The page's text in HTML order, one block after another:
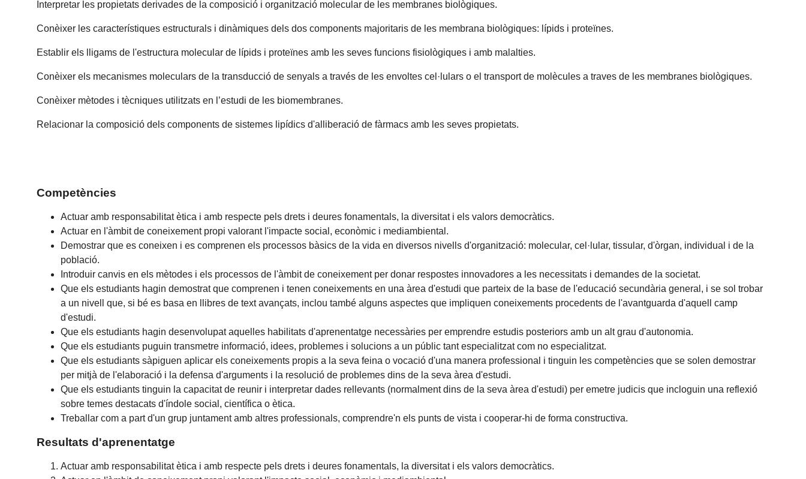
Interpretar les propietats derivades de la composició i organització molecular de les membranes biològiques.
Conèixer les característiques estructurals i dinàmiques dels dos components majoritaris de les membrana biològiques: lípids i proteïnes.
Establir els lligams de l'estructura molecular de lípids i proteïnes amb les seves funcions fisiològiques i amb malalties.
Conèixer els mecanismes moleculars de la transducció de senyals a través de les envoltes cel·lulars o el transport de molècules a traves de les membranes biològiques.
Conèixer mètodes i tècniques utilitzats en l’estudi de les biomembranes.
Relacionar la composició dels components de sistemes lipídics d'alliberació de fàrmacs amb les seves propietats.
Competències
Actuar amb responsabilitat ètica i amb respecte pels drets i deures fonamentals, la diversitat i els valors democràtics.
Actuar en l'àmbit de coneixement propi valorant l'impacte social, econòmic i mediambiental.
Demostrar que es coneixen i es comprenen els processos bàsics de la vida en diversos nivells d'organització: molecular, cel·lular, tissular, d'òrgan, individual i de la
població.
Introduir canvis en els mètodes i els processos de l'àmbit de coneixement per donar respostes innovadores a les necessitats i demandes de la societat.
Que els estudiants hagin demostrat que comprenen i tenen coneixements en una àrea d'estudi que parteix de la base de l'educació secundària general, i se sol trobar
a un nivell que, si bé es basa en llibres de text avançats, inclou també alguns aspectes que impliquen coneixements procedents de l'avantguarda d'aquell camp
d'estudi.
Que els estudiants hagin desenvolupat aquelles habilitats d'aprenentatge necessàries per emprendre estudis posteriors amb un alt grau d'autonomia.
Que els estudiants puguin transmetre informació, idees, problemes i solucions a un públic tant especialitzat com no especialitzat.
Que els estudiants sàpiguen aplicar els coneixements propis a la seva feina o vocació d'una manera professional i tinguin les competències que se solen demostrar
per mitjà de l'elaboració i la defensa d'arguments i la resolució de problemes dins de la seva àrea d'estudi.
Que els estudiants tinguin la capacitat de reunir i interpretar dades rellevants (normalment dins de la seva àrea d'estudi) per emetre judicis que incloguin una reflexió
sobre temes destacats d'índole social, científica o ètica.
Treballar com a part d'un grup juntament amb altres professionals, comprendre'n els punts de vista i cooperar-hi de forma constructiva.
Resultats d'aprenentatge
Actuar amb responsabilitat ètica i amb respecte pels drets i deures fonamentals, la diversitat i els valors democràtics.